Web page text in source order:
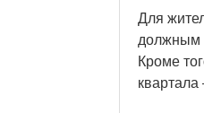
Для
должным
Кроме